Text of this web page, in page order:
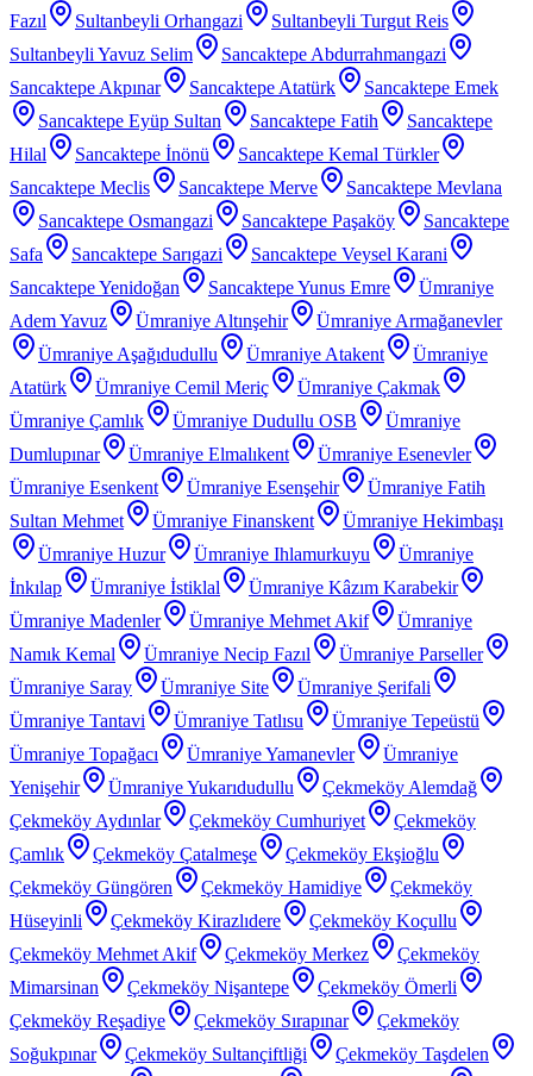
Fazıl
Sultanbeyli Orhangazi
Sultanbeyli Turgut Reis
Sultanbeyli Yavuz Selim
Sancaktepe Abdurrahmangazi
Sancaktepe Akpınar
Sancaktepe Atatürk
Sancaktepe Emek
Sancaktepe Eyüp Sultan
Sancaktepe Fatih
Sancaktepe
Hilal
Sancaktepe İnönü
Sancaktepe Kemal Türkler
Sancaktepe Meclis
Sancaktepe Merve
Sancaktepe Mevlana
Sancaktepe Osmangazi
Sancaktepe Paşaköy
Sancaktepe
Safa
Sancaktepe Sarıgazi
Sancaktepe Veysel Karani
Sancaktepe Yenidoğan
Sancaktepe Yunus Emre
Ümraniye
Adem Yavuz
Ümraniye Altınşehir
Ümraniye Armağanevler
Ümraniye Aşağıdudullu
Ümraniye Atakent
Ümraniye
Atatürk
Ümraniye Cemil Meriç
Ümraniye Çakmak
Ümraniye Çamlık
Ümraniye Dudullu OSB
Ümraniye
Dumlupınar
Ümraniye Elmalıkent
Ümraniye Esenevler
Ümraniye Esenkent
Ümraniye Esenşehir
Ümraniye Fatih
Sultan Mehmet
Ümraniye Finanskent
Ümraniye Hekimbaşı
Ümraniye Huzur
Ümraniye Ihlamurkuyu
Ümraniye
İnkılap
Ümraniye İstiklal
Ümraniye Kâzım Karabekir
Ümraniye Madenler
Ümraniye Mehmet Akif
Ümraniye
Namık Kemal
Ümraniye Necip Fazıl
Ümraniye Parseller
Ümraniye Saray
Ümraniye Site
Ümraniye Şerifali
Ümraniye Tantavi
Ümraniye Tatlısu
Ümraniye Tepeüstü
Ümraniye Topağacı
Ümraniye Yamanevler
Ümraniye
Yenişehir
Ümraniye Yukarıdudullu
Çekmeköy Alemdağ
Çekmeköy Aydınlar
Çekmeköy Cumhuriyet
Çekmeköy
Çamlık
Çekmeköy Çatalmeşe
Çekmeköy Ekşioğlu
Çekmeköy Güngören
Çekmeköy Hamidiye
Çekmeköy
Hüseyinli
Çekmeköy Kirazlıdere
Çekmeköy Koçullu
Çekmeköy Mehmet Akif
Çekmeköy Merkez
Çekmeköy
Mimarsinan
Çekmeköy Nişantepe
Çekmeköy Ömerli
Çekmeköy Reşadiye
Çekmeköy Sırapınar
Çekmeköy
Soğukpınar
Çekmeköy Sultançiftliği
Çekmeköy Taşdelen